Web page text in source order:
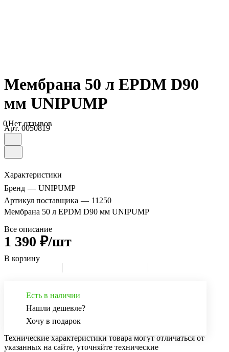
Мембрана 50 л EPDM D90
мм UNIPUMP
0Нет отзывов
Арт.0050819
Характеристики
Бренд — UNIPUMP
Артикул поставщика — 11250
Мембрана 50 л EPDM D90 мм UNIPUMP
Все описание
1 390 ₽/шт
В корзину
Есть в наличии
Нашли дешевле?
Хочу в подарок
Технические характеристики товара могут отличаться от
указанных на сайте, уточняйте технические